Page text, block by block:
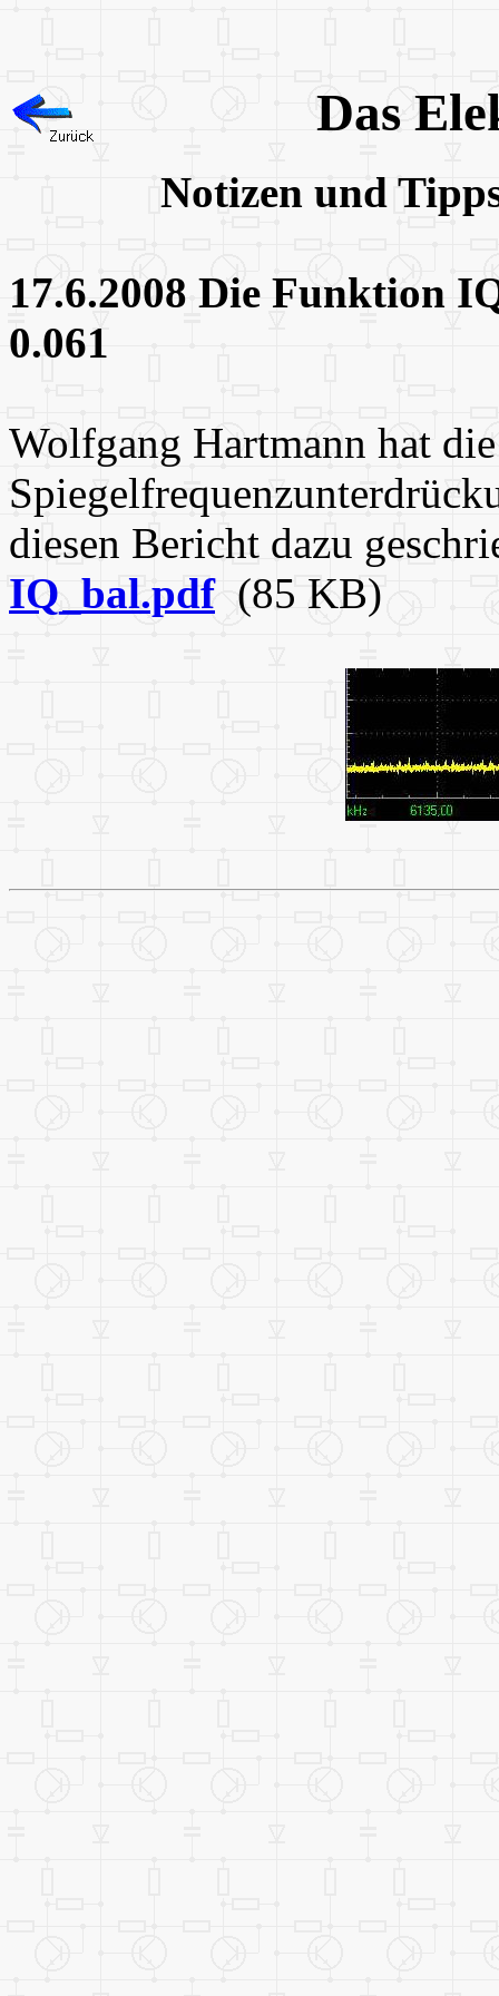
Das
Notizen und
17.6.2008 Die Funktion
0.061
Wolfgang Hartmann hat
diesen Bericht dazu
IQ_bal.pdf(85 KB)